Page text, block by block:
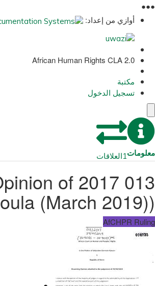
●
●
●
أوازي من إعداد:
African Human Rights CLA 2.0
مكتبة
تسجيل الدخول
معلومات1العلاقات
of
(March 2019))
AfCHPR Ruling